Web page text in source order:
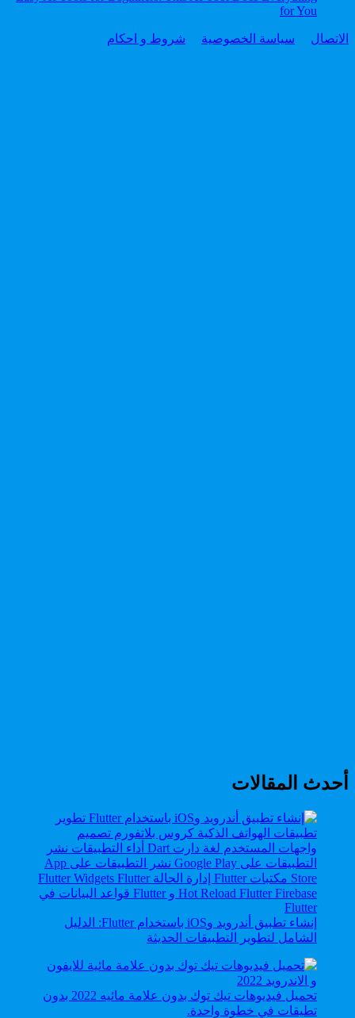
for You
الاتصال سياسة الخصوصية شروط و احكام
أحدث المقالات
إنشاء تطبيق أندرويد وiOS باستخدام Flutter: الدليل
الشامل لتطوير التطبيقات الحديثة
تحميل فيديوهات تيك توك بدون علامة مائيه 2022 بدون
تطيقات في خطوة واحدة.